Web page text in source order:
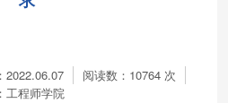
2022.06.07 阅读数： 10764 次
工程师学院